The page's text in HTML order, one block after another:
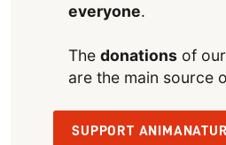
everyone.
The donationsof
are the main source
SUPPORT